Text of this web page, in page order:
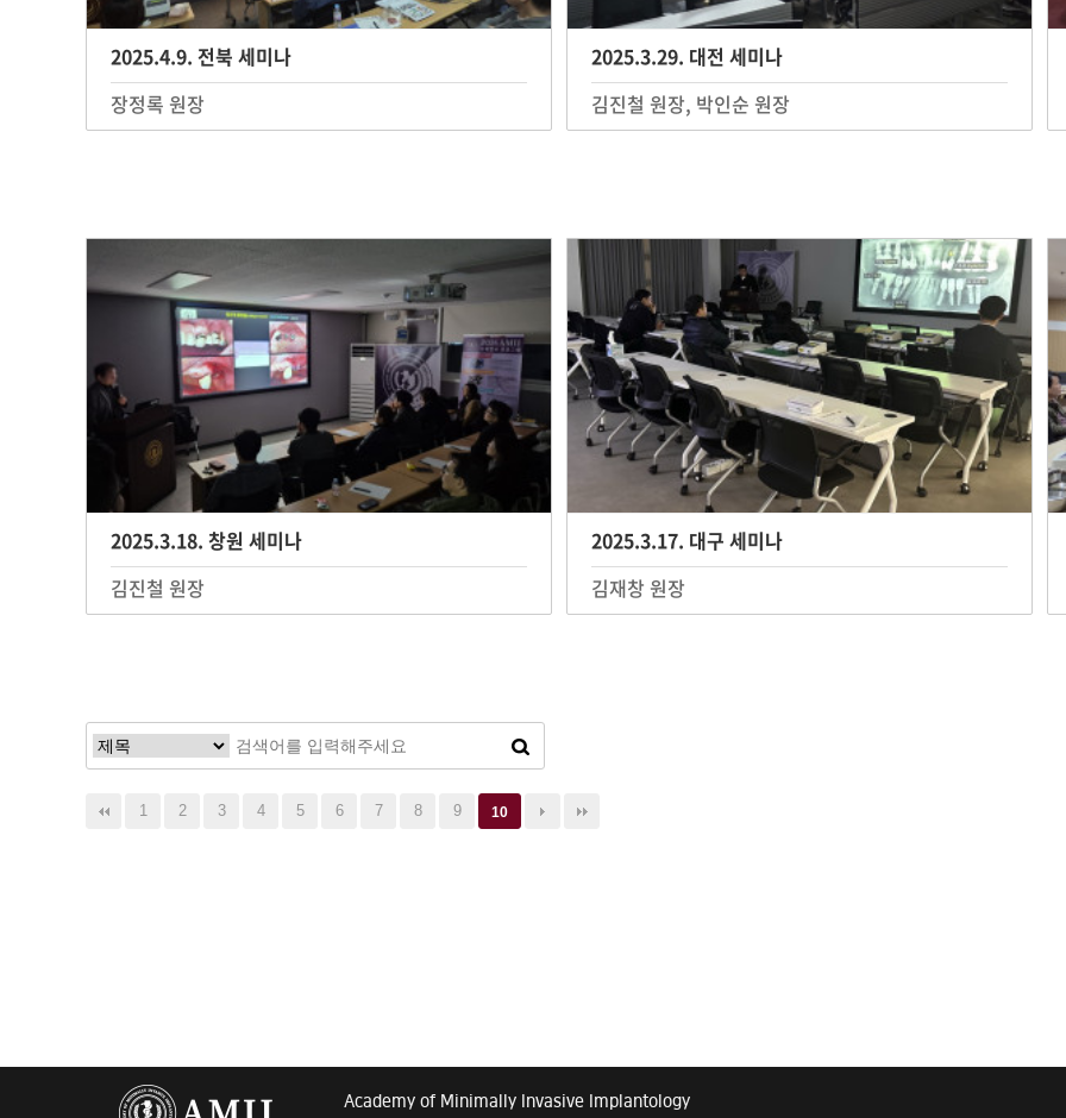
2025.4.9. 전북 세미나
장정록 원장
2025.3.29. 대전 세미나
김진철 원장, 박인순 원장
2025.3.18. 창원 세미나
김진철 원장
2025.3.17. 대구 세미나
김재창 원장
1 2 3 4 5 6 7 8 9 10
Academy of Minimally Invasive Implantology